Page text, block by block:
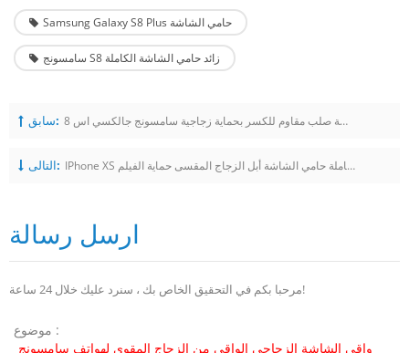
Samsung Galaxy S8 Plus حامي الشاشة
سامسونج S8 زائد حامي الشاشة الكاملة
سابق: واقي شاشة صلب مقاوم للكسر بحماية زجاجية سامسونج جالكسي اس 8
التالى: IPhone XS التغطية الكاملة حامي الشاشة أبل الزجاج المقسى حماية الفيلم
ارسل رسالة
مرحبا بكم في التحقيق الخاص بك ، سنرد عليك خلال 24 ساعة!
موضوع :
واقي الشاشة الزجاجي الواقي من الزجاج المقوى لهواتف سامسونج